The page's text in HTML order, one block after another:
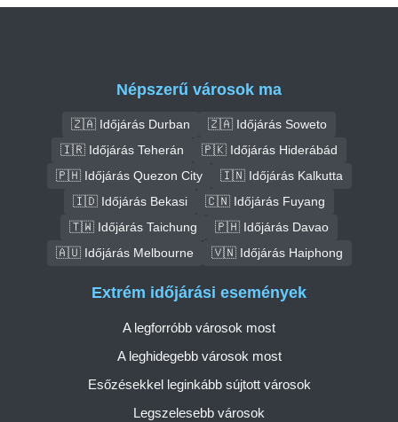
Népszerű városok ma
🇿🇦 Időjárás Durban
🇿🇦 Időjárás Soweto
🇮🇷 Időjárás Teherán
🇵🇰 Időjárás Hiderábád
🇵🇭 Időjárás Quezon City
🇮🇳 Időjárás Kalkutta
🇮🇩 Időjárás Bekasi
🇨🇳 Időjárás Fuyang
🇹🇼 Időjárás Taichung
🇵🇭 Időjárás Davao
🇦🇺 Időjárás Melbourne
🇻🇳 Időjárás Haiphong
Extrém időjárási események
A legforróbb városok most
A leghidegebb városok most
Esőzésekkel leginkább sújtott városok
Legszelesebb városok